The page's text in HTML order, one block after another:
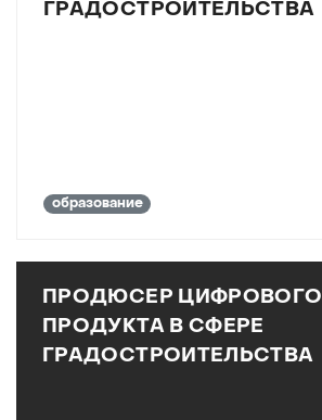
ГРАДОСТРОИТЕЛЬСТВА
образование
ПРОДЮСЕР ЦИФРОВОГО
ПРОДУКТА В СФЕРЕ
ГРАДОСТРОИТЕЛЬСТВА